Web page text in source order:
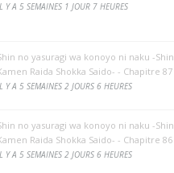
Y A 5 SEMAINES 1 JOUR 7 HEURES
no yasuragi wa konoyo ni naku -Shin
Raida Shokka Saido- - Chapitre 87
Y A 5 SEMAINES 2 JOURS 6 HEURES
no yasuragi wa konoyo ni naku -Shin
Raida Shokka Saido- - Chapitre 86
Y A 5 SEMAINES 2 JOURS 6 HEURES